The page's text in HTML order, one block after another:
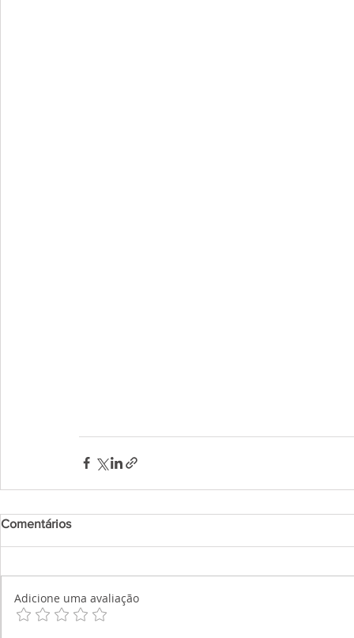
Comentários
Adicione uma avaliação